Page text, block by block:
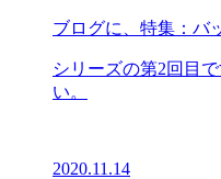
ブログに、特集：バ
シリーズの第2回目
い。
2020.11.14